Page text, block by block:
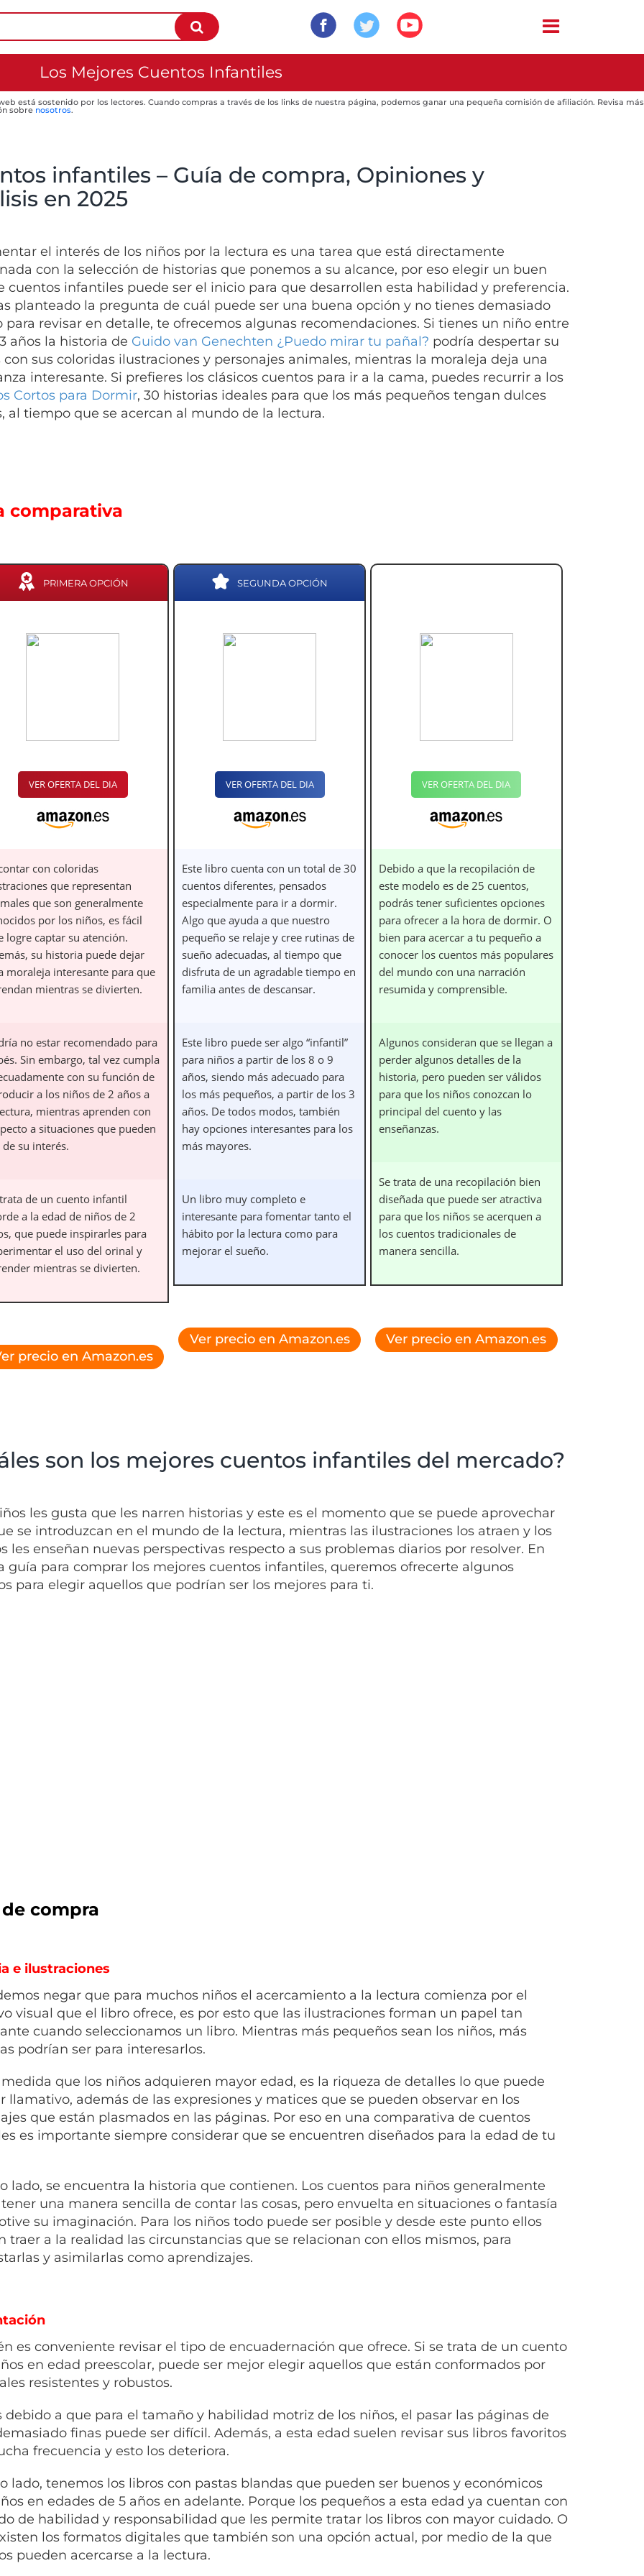
Los Mejores Cuentos Infantiles
está sostenido por los lectores. Cuando compras a través de los links de nuestra página, podemos ganar una pequeña comisión de afiliación. Revisa más
sobre nosotros.
infantiles – Guía de compra, Opiniones y
en 2025
el interés de los niños por la lectura es una tarea que está directamente
con la selección de historias que ponemos a su alcance, por eso elegir un buen
cuentos infantiles puede ser el inicio para que desarrollen esta habilidad y preferencia.
planteado la pregunta de cuál puede ser una buena opción y no tienes demasiado
para revisar en detalle, te ofrecemos algunas recomendaciones. Si tienes un niño entre
años la historia de Guido van Genechten ¿Puedo mirar tu pañal? podría despertar su
sus coloridas ilustraciones y personajes animales, mientras la moraleja deja una
interesante. Si prefieres los clásicos cuentos para ir a la cama, puedes recurrir a los
Cortos para Dormir, 30 historias ideales para que los más pequeños tengan dulces
al tiempo que se acercan al mundo de la lectura.
comparativa
PRIMERA OPCIÓN
VER OFERTA DEL DIA
con coloridas
que representan
que son generalmente
por los niños, es fácil
logre captar su atención.
su historia puede dejar
moraleja interesante para que
mientras se divierten.
no estar recomendado para
Sin embargo, tal vez cumpla
con su función de
a los niños de 2 años a
mientras aprenden con
a situaciones que pueden
de su interés.
de un cuento infantil
a la edad de niños de 2
que puede inspirarles para
el uso del orinal y
mientras se divierten.
precio en Amazon.es
SEGUNDA OPCIÓN
VER OFERTA DEL DIA
Este libro cuenta con un total de 30
cuentos diferentes, pensados
especialmente para ir a dormir.
Algo que ayuda a que nuestro
pequeño se relaje y cree rutinas de
sueño adecuadas, al tiempo que
disfruta de un agradable tiempo en
familia antes de descansar.
Este libro puede ser algo “infantil”
para niños a partir de los 8 o 9
años, siendo más adecuado para
los más pequeños, a partir de los 3
años. De todos modos, también
hay opciones interesantes para los
más mayores.
Un libro muy completo e
interesante para fomentar tanto el
hábito por la lectura como para
mejorar el sueño.
Ver precio en Amazon.es
VER OFERTA DEL DIA
Debido a que la recopilación de
este modelo es de 25 cuentos,
podrás tener suficientes opciones
para ofrecer a la hora de dormir. O
bien para acercar a tu pequeño a
conocer los cuentos más populares
del mundo con una narración
resumida y comprensible.
Algunos consideran que se llegan a
perder algunos detalles de la
historia, pero pueden ser válidos
para que los niños conozcan lo
principal del cuento y las
enseñanzas.
Se trata de una recopilación bien
diseñada que puede ser atractiva
para que los niños se acerquen a
los cuentos tradicionales de
manera sencilla.
Ver precio en Amazon.es
son los mejores cuentos infantiles del mercado?
les gusta que les narren historias y este es el momento que se puede aprovechar
se introduzcan en el mundo de la lectura, mientras las ilustraciones los atraen y los
les enseñan nuevas perspectivas respecto a sus problemas diarios por resolver. En
guía para comprar los mejores cuentos infantiles, queremos ofrecerte algunos
para elegir aquellos que podrían ser los mejores para ti.
compra
e ilustraciones
negar que para muchos niños el acercamiento a la lectura comienza por el
visual que el libro ofrece, es por esto que las ilustraciones forman un papel tan
cuando seleccionamos un libro. Mientras más pequeños sean los niños, más
podrían ser para interesarlos.
que los niños adquieren mayor edad, es la riqueza de detalles lo que puede
llamativo, además de las expresiones y matices que se pueden observar en los
que están plasmados en las páginas. Por eso en una comparativa de cuentos
es importante siempre considerar que se encuentren diseñados para la edad de tu
lado, se encuentra la historia que contienen. Los cuentos para niños generalmente
una manera sencilla de contar las cosas, pero envuelta en situaciones o fantasía
su imaginación. Para los niños todo puede ser posible y desde este punto ellos
traer a la realidad las circunstancias que se relacionan con ellos mismos, para
y asimilarlas como aprendizajes.
es conveniente revisar el tipo de encuadernación que ofrece. Si se trata de un cuento
en edad preescolar, puede ser mejor elegir aquellos que están conformados por
resistentes y robustos.
debido a que para el tamaño y habilidad motriz de los niños, el pasar las páginas de
finas puede ser difícil. Además, a esta edad suelen revisar sus libros favoritos
frecuencia y esto los deteriora.
lado, tenemos los libros con pastas blandas que pueden ser buenos y económicos
en edades de 5 años en adelante. Porque los pequeños a esta edad ya cuentan con
de habilidad y responsabilidad que les permite tratar los libros con mayor cuidado. O
los formatos digitales que también son una opción actual, por medio de la que
pueden acercarse a la lectura.